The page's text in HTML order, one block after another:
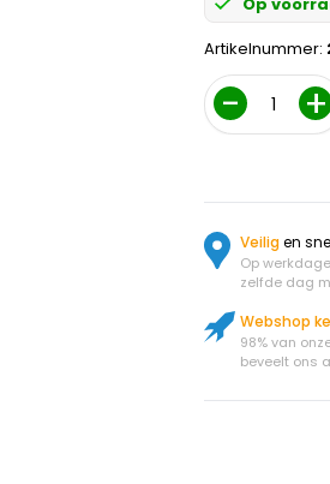
Artikelnummer:
Aantal
Veiligen
Op
zelfde dag
Webshop
98% van
beveelt ons